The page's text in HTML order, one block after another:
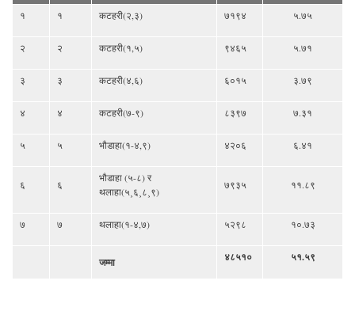
१ १ कटहरी(२,३) ७१९४ ५.७५
२ २ कटहरी(१,५) ९४६५ ५.७१
३ ३ कटहरी(४,६) ६०१५ ३.७९
४ ४ कटहरी(७-९) ८३९७ ७.३१
५ ५ भौडाहा(१-४,९) ४२०६ ६.४१
६ ६
भौडाहा (५-८) र
थलाहा(५¸६¸८¸९)
७९३५ ११.८९
७ ७ थलाहा(१-४,७) ५२९८ १०.७३
जम्मा ४८५१० ५१.५९